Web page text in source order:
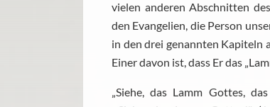
vielen anderen Abschnitten
den Evangelien, die Person
in den drei genannten Kapiteln
Einer davon ist, dass Er das
„Siehe, das Lamm Gottes,